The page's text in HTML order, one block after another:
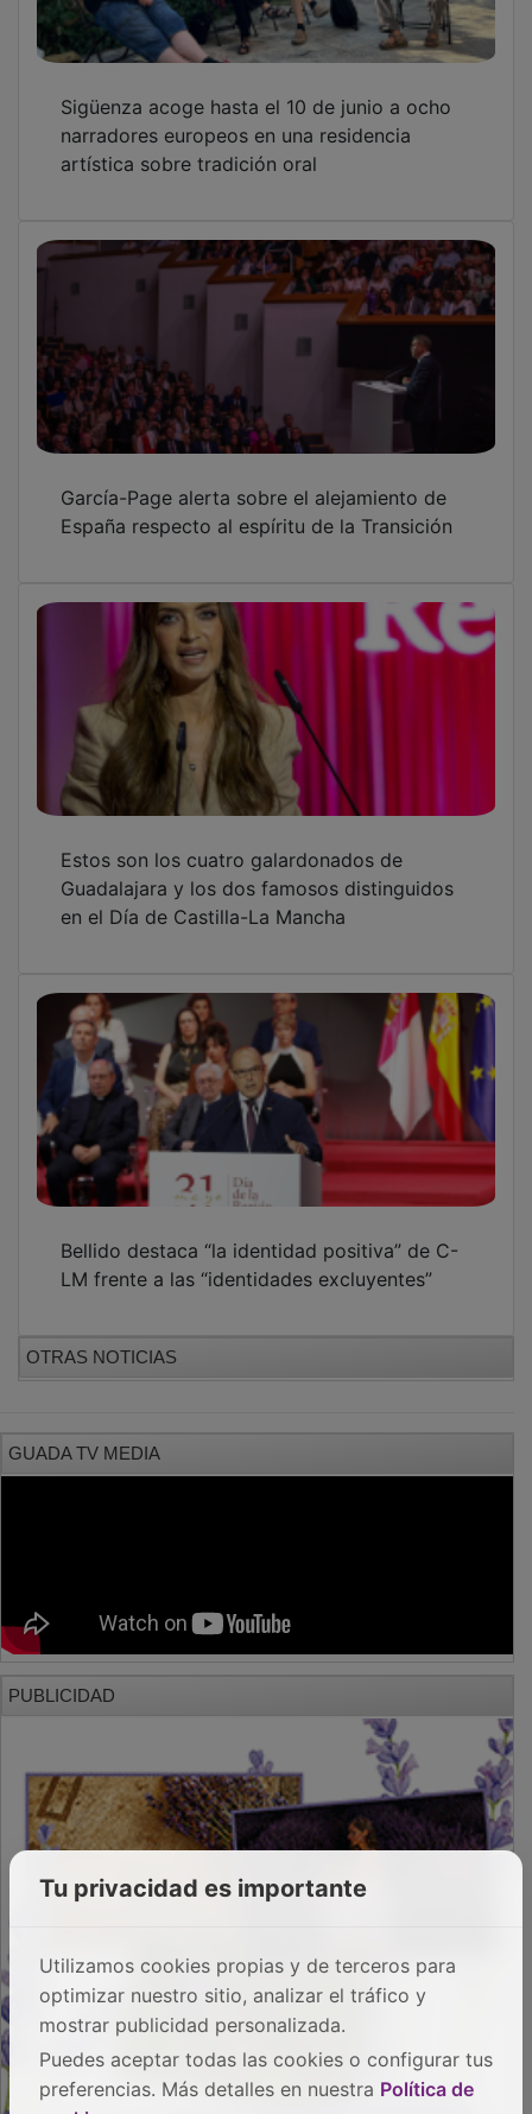
España respecto al espíritu de la Transición
Estos son los cuatro galardonados de
Guadalajara y los dos famosos distinguidos
en el Día de Castilla-La Mancha
Bellido destaca “la identidad positiva” de C-
LM frente a las “identidades excluyentes”
PUBLICIDAD
Tu privacidad es importante
Utilizamos cookies propias y de terceros para
optimizar nuestro sitio, analizar el tráfico y
mostrar publicidad personalizada.
Puedes aceptar todas las cookies o configurar tus
preferencias. Más detalles en nuestra Política de